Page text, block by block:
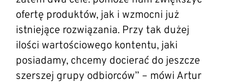
ofertę produktów, jak i wzmocni już
istniejące rozwiązania. Przy tak dużej
ilości wartościowego kontentu, jaki
posiadamy, chcemy docierać do jeszcze
szerszej grupy odbiorców” – mówi Artur